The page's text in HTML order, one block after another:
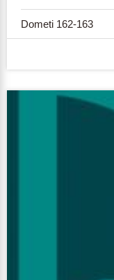
Dometi 162-163